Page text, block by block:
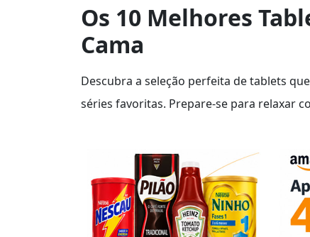
Os 10 Melhores
Cama
Descubra a seleção perfeita de tablets
séries favoritas. Prepare-se para relaxar